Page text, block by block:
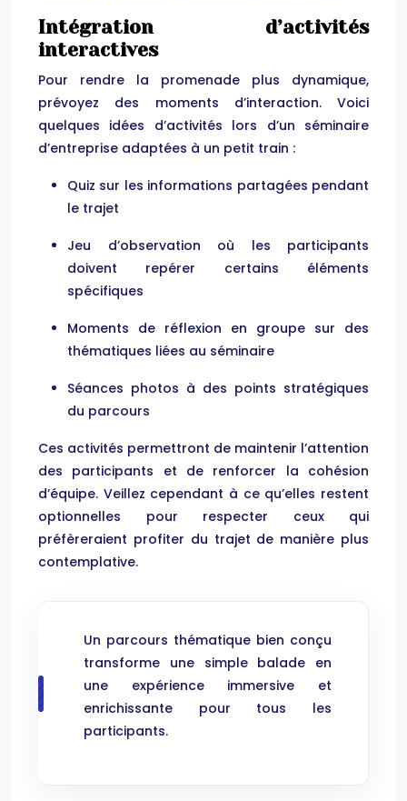
Intégration d’activités
interactives
Pour rendre la promenade plus dynamique,
prévoyez des moments d’interaction. Voici
quelques idées d’activités lors d’un séminaire
d’entreprise adaptées à un petit train :
Quiz sur les informations partagées pendant
le trajet
Jeu d’observation où les participants
doivent repérer certains éléments
spécifiques
Moments de réflexion en groupe sur des
thématiques liées au séminaire
Séances photos à des points stratégiques
du parcours
Ces activités permettront de maintenir l’attention
des participants et de renforcer la cohésion
d’équipe. Veillez cependant à ce qu’elles restent
optionnelles pour respecter ceux qui
préfèreraient profiter du trajet de manière plus
contemplative.
Un parcours thématique bien conçu
transforme une simple balade en
une expérience immersive et
enrichissante pour tous les
participants.